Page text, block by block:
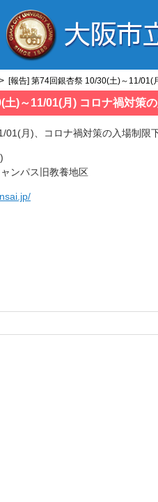
> [報告] 第74回銀杏祭 10/30(土)～11/01(
土)～11/01(月) コロナ禍対策
月)、コロナ禍対策の入場制限
ンパス旧教養地区